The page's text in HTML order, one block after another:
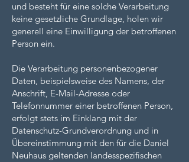
und besteht für eine solche Verarbeitung
keine gesetzliche Grundlage, holen wir
generell eine Einwilligung der betroffenen
Person ein.
Die Verarbeitung personenbezogener
Daten, beispielsweise des Namens, der
Anschrift, E-Mail-Adresse oder
Telefonnummer einer betroffenen Person,
erfolgt stets im Einklang mit der
Datenschutz-Grundverordnung und in
Übereinstimmung mit den für die Daniel
Neuhaus geltenden landesspezifischen